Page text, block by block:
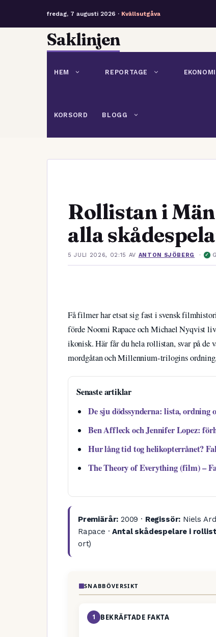
fredag, 7 augusti 2026 · Kvällsutgåva
Saklinjen
HEM REPORTAGE EKONOMI
KORSORD BLOGG
Rollistan i
alla
5 JULI 2026, 02:15 AV ANTON SJÖBERG · ✓
Få filmer har etsat sig fast i svensk
förde Noomi Rapace och Michael Nyqvist
ikonisk. Här får du hela rollistan, svar på de
mordgåtan och Millennium-trilogins ordning.
Senaste artiklar
De sju dödssynderna: lista,
Ben Affleck och Jennifer Lopez:
Hur lång tid tog helikopterrånet?
The Theory of Everything (film) –
Premiärår: 2009 · Regissör: Niels
Rapace ·Antal skådespelare i
ort)
SNABBÖVERSIKT
1 BEKRÄFTADE FAKTA